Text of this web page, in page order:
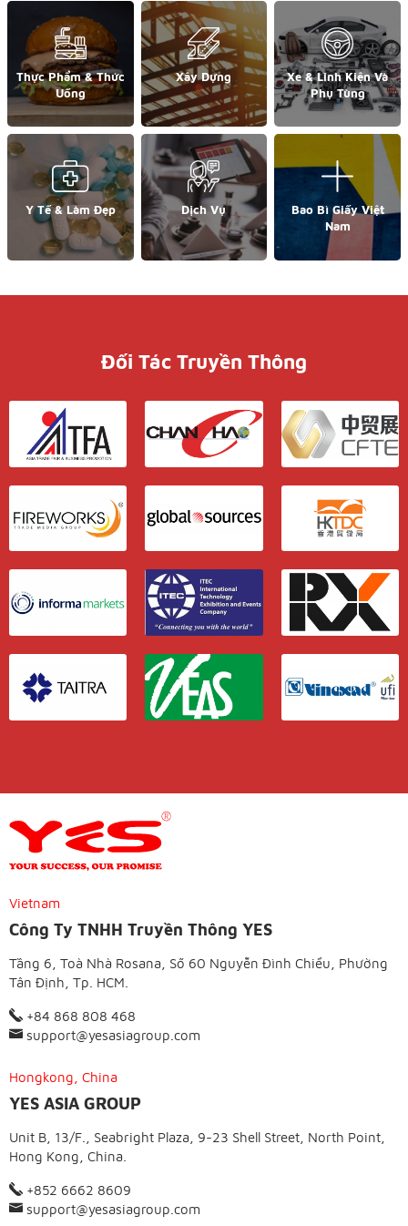
Thực Phẩm & Thức
Uống
Xây Dựng
Xe & Linh Kiện Và
Phụ Tùng
Y Tế & Làm Đẹp Dịch Vụ
Bao Bì Giấy Việt
Nam
Đối Tác Truyền Thông
Vietnam
Công Ty TNHH Truyền Thông YES
Tầng 6, Toà Nhà Rosana, Số 60 Nguyễn Đình Chiểu, Phường
Tân Định, Tp. HCM.
+84 868 808 468
support@yesasiagroup.com
Hongkong, China
YES ASIA GROUP
Unit B, 13/F., Seabright Plaza, 9-23 Shell Street, North Point,
Hong Kong, China.
+852 6662 8609
support@yesasiagroup.com